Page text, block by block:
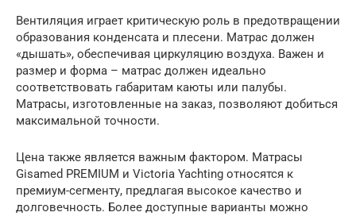
Вентиляция играет критическую роль в предотвращении
образования конденсата и плесени. Матрас должен
«дышать», обеспечивая циркуляцию воздуха. Важен и
размер и форма – матрас должен идеально
соответствовать габаритам каюты или палубы.
Матрасы, изготовленные на заказ, позволяют добиться
максимальной точности.
Цена также является важным фактором. Матрасы
Gisamed PREMIUM и Victoria Yachting относятся к
премиум-сегменту, предлагая высокое качество и
долговечность. Более доступные варианты можно